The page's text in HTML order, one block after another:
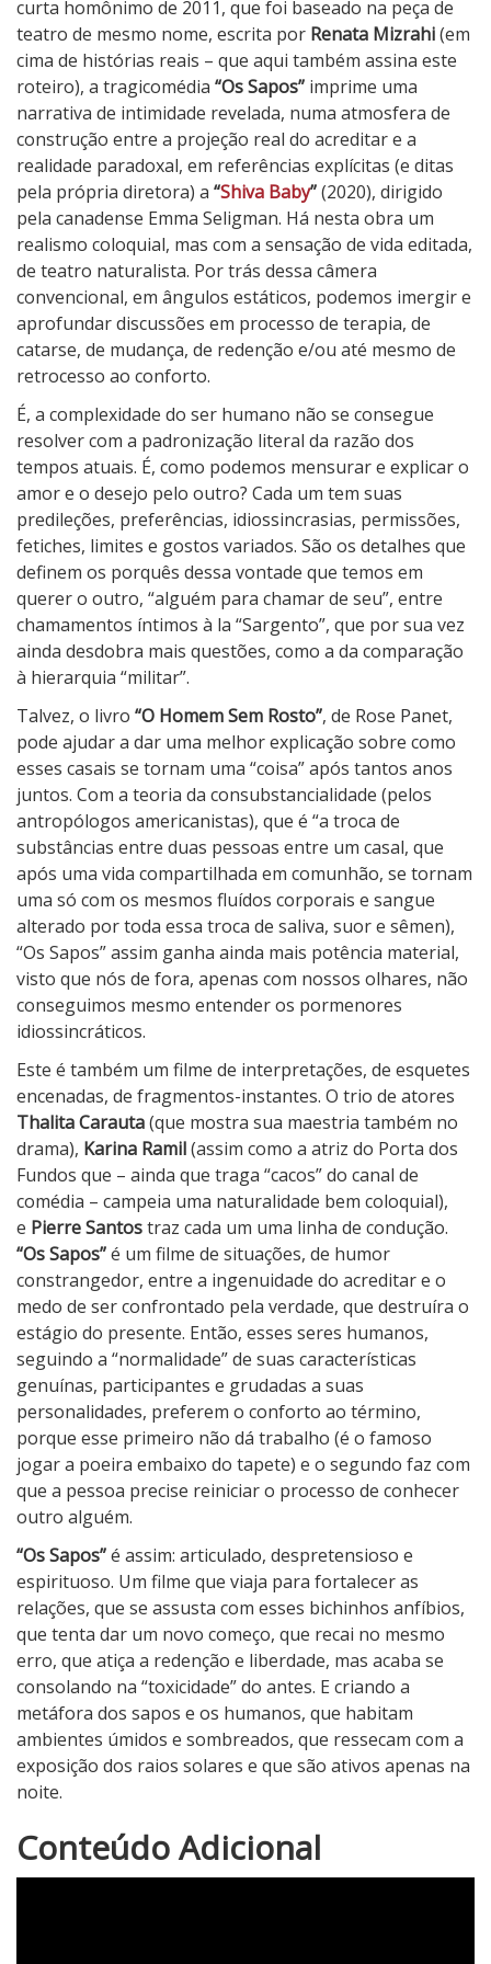
curta homônimo de 2011, que foi baseado na peça de
teatro de mesmo nome, escrita por Renata Mizrahi(em
cima de histórias reais – que aqui também assina este
roteiro), a tragicomédia “Os Sapos” imprime uma
narrativa de intimidade revelada, numa atmosfera de
construção entre a projeção real do acreditar e a
realidade paradoxal, em referências explícitas (e ditas
pela própria diretora) a “Shiva Baby”(2020), dirigido
pela canadense Emma Seligman. Há nesta obra um
realismo coloquial, mas com a sensação de vida editada,
de teatro naturalista. Por trás dessa câmera
convencional, em ângulos estáticos, podemos imergir e
aprofundar discussões em processo de terapia, de
catarse, de mudança, de redenção e/ou até mesmo de
retrocesso ao conforto.
É, a complexidade do ser humano não se consegue
resolver com a padronização literal da razão dos
tempos atuais. É, como podemos mensurar e explicar o
amor e o desejo pelo outro? Cada um tem suas
predileções, preferências, idiossincrasias, permissões,
fetiches, limites e gostos variados. São os detalhes que
definem os porquês dessa vontade que temos em
querer o outro, “alguém para chamar de seu”, entre
chamamentos íntimos à la “Sargento”, que por sua vez
ainda desdobra mais questões, como a da comparação
à hierarquia “militar”.
Talvez, o livro “O Homem Sem Rosto”, de Rose Panet,
pode ajudar a dar uma melhor explicação sobre como
esses casais se tornam uma “coisa” após tantos anos
juntos. Com a teoria da consubstancialidade (pelos
antropólogos americanistas), que é “a troca de
substâncias entre duas pessoas entre um casal, que
após uma vida compartilhada em comunhão, se tornam
uma só com os mesmos fluídos corporais e sangue
alterado por toda essa troca de saliva, suor e sêmen),
“Os Sapos” assim ganha ainda mais potência material,
visto que nós de fora, apenas com nossos olhares, não
conseguimos mesmo entender os pormenores
idiossincráticos.
Este é também um filme de interpretações, de esquetes
encenadas, de fragmentos-instantes. O trio de atores
Thalita Carauta(que mostra sua maestria também no
drama), Karina Ramil(assim como a atriz do Porta dos
Fundos que – ainda que traga “cacos” do canal de
comédia – campeia uma naturalidade bem coloquial),
e Pierre Santostraz cada um uma linha de condução.
“Os Sapos”é um filme de situações, de humor
constrangedor, entre a ingenuidade do acreditar e o
medo de ser confrontado pela verdade, que destruíra o
estágio do presente. Então, esses seres humanos,
seguindo a “normalidade” de suas características
genuínas, participantes e grudadas a suas
personalidades, preferem o conforto ao término,
porque esse primeiro não dá trabalho (é o famoso
jogar a poeira embaixo do tapete) e o segundo faz com
que a pessoa precise reiniciar o processo de conhecer
outro alguém.
“Os Sapos”é assim: articulado, despretensioso e
espirituoso. Um filme que viaja para fortalecer as
relações, que se assusta com esses bichinhos anfíbios,
que tenta dar um novo começo, que recai no mesmo
erro, que atiça a redenção e liberdade, mas acaba se
consolando na “toxicidade” do antes. E criando a
metáfora dos sapos e os humanos, que habitam
ambientes úmidos e sombreados, que ressecam com a
exposição dos raios solares e que são ativos apenas na
noite.
N
o
Conteúdo Adicional